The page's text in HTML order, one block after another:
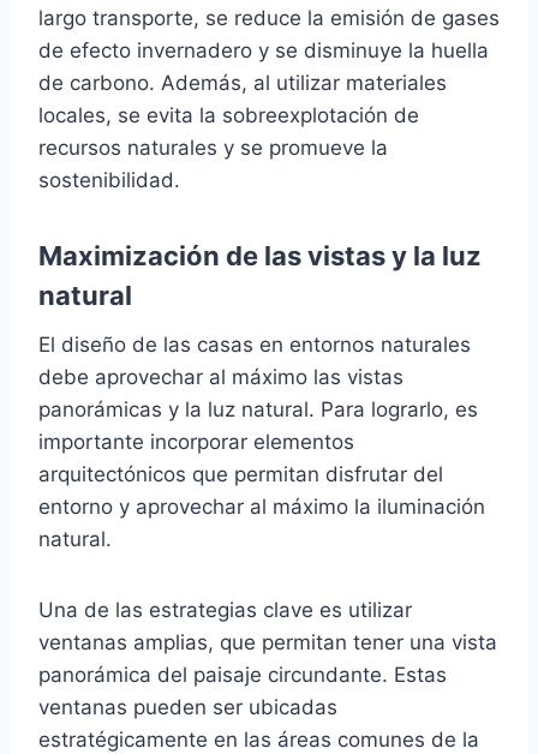
largo transporte, se reduce la emisión de gases
de efecto invernadero y se disminuye la huella
de carbono. Además, al utilizar materiales
locales, se evita la sobreexplotación de
recursos naturales y se promueve la
sostenibilidad.
Maximización de las vistas y la luz
natural
El diseño de las casas en entornos naturales
debe aprovechar al máximo las vistas
panorámicas y la luz natural. Para lograrlo, es
importante incorporar elementos
arquitectónicos que permitan disfrutar del
entorno y aprovechar al máximo la iluminación
natural.
Una de las estrategias clave es utilizar
ventanas amplias, que permitan tener una vista
panorámica del paisaje circundante. Estas
ventanas pueden ser ubicadas
estratégicamente en las áreas comunes de la